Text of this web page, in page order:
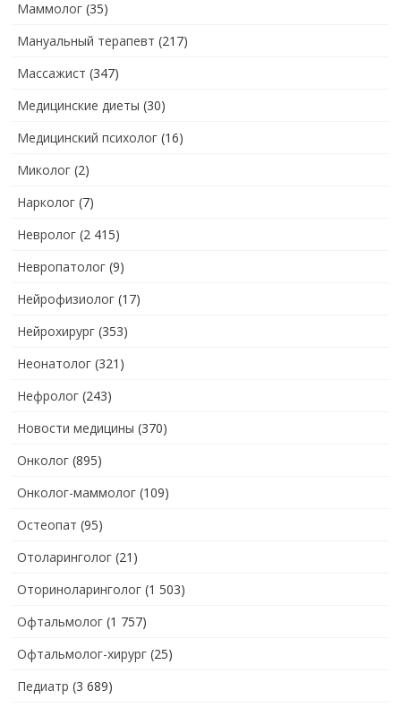
Маммолог (35)
Мануальный терапевт (217)
Массажист (347)
Медицинские диеты (30)
Медицинский психолог (16)
Миколог (2)
Нарколог (7)
Невролог (2 415)
Невропатолог (9)
Нейрофизиолог (17)
Нейрохирург (353)
Неонатолог (321)
Нефролог (243)
Новости медицины (370)
Онколог (895)
Онколог-маммолог (109)
Остеопат (95)
Отоларинголог (21)
Оториноларинголог (1 503)
Офтальмолог (1 757)
Офтальмолог-хирург (25)
Педиатр (3 689)